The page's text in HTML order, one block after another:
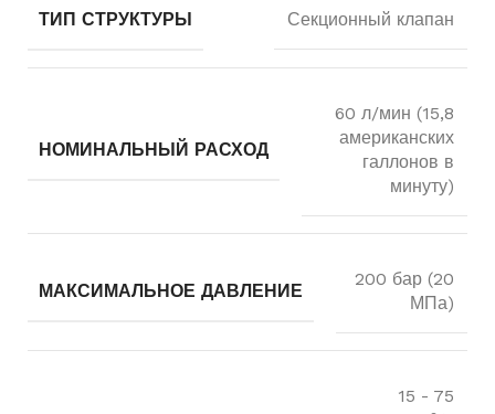
ТИП СТРУКТУРЫ Секционный клапан
НОМИНАЛЬНЫЙ РАСХОД
60 л/мин (15,8
американских
галлонов в
минуту)
МАКСИМАЛЬНОЕ ДАВЛЕНИЕ
200 бар (20
МПа)
15 - 75